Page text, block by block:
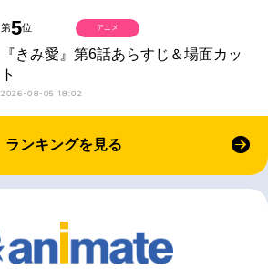
第5位
『きみ愛』第6話あらすじ＆場面カッ
ト
2026-08-05 18:02
アニメ
ランキングを見る